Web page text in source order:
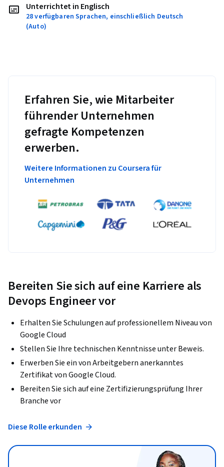
Unterrichtet in Englisch
28 verfügbaren Sprachen, einschließlich Deutsch
(Auto)
Erfahren Sie, wie Mitarbeiter
führender Unternehmen
gefragte Kompetenzen
erwerben.
Weitere Informationen zu Coursera für
Unternehmen
Bereiten Sie sich auf eine Karriere als
Devops Engineer vor
Erhalten Sie Schulungen auf professionellem Niveau von
Google Cloud
Stellen Sie Ihre technischen Kenntnisse unter Beweis.
Erwerben Sie ein von Arbeitgebern anerkanntes
Zertifikat von Google Cloud.
Bereiten Sie sich auf eine Zertifizierungsprüfung Ihrer
Branche vor
Diese Rolle erkunden